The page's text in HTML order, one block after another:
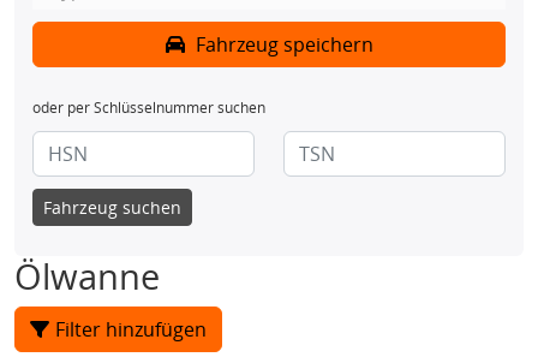
Fahrzeug speichern
oder per Schlüsselnummer suchen
Fahrzeug suchen
Ölwanne
Filter hinzufügen